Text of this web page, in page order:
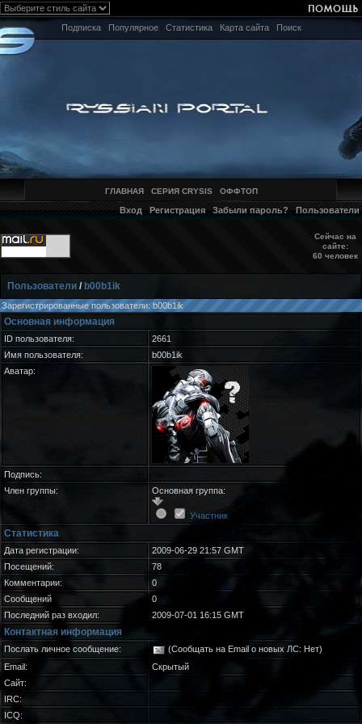
Подписка Популярное Статистика Карта сайта Поиск
ГЛАВНАЯ СЕРИЯ CRYSIS ОФФТОП
Вход Регистрация Забыли пароль? Пользователи
Сейчас на
сайте:
60 человек
Пользователи / b00b1ik
Зарегистрированные пользователи: b00b1ik
Основная информация
ID пользователя:
2661
Имя пользователя:
b00b1ik
Аватар:
Подпись:
Член группы:
Основная группа:
Участник
Статистика
Дата регистрации:
2009-06-29 21:57 GMT
Посещений:
78
Комментарии:
0
Сообщений
0
Последний раз входил:
2009-07-01 16:15 GMT
Контактная информация
Послать личное сообщение:
(Сообщать на Email о новых ЛС: Нет)
Email:
Скрытый
Сайт:
IRC:
ICQ: